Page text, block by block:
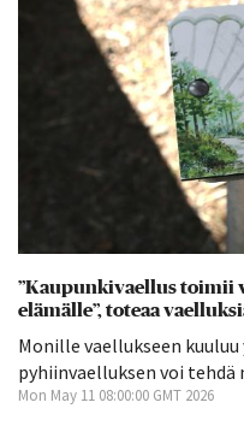
”Kaupunkivaellus toimii
elämälle”, toteaa
Monille vaellukseen
pyhiinvaelluksen voi tehdä
Mon May 11 08:00:00 GMT 2026